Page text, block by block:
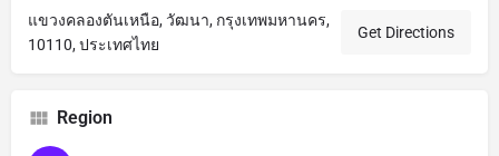
แขวงคลองตันเหนือ, วัฒนา, กรุงเทพมหานคร,
10110, ประเทศไทย
Get Directions
Region